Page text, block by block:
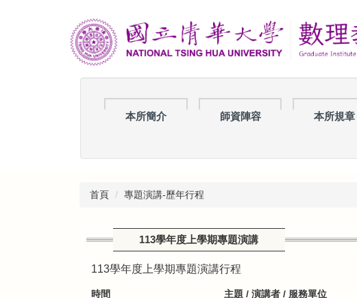
本所簡介 師資陣容 本所規章
首頁 專題演講-歷年行程
113學年度上學期專題演講
113學年度上學期專題演講行程
時間 主題 / 演講者 / 服務單位